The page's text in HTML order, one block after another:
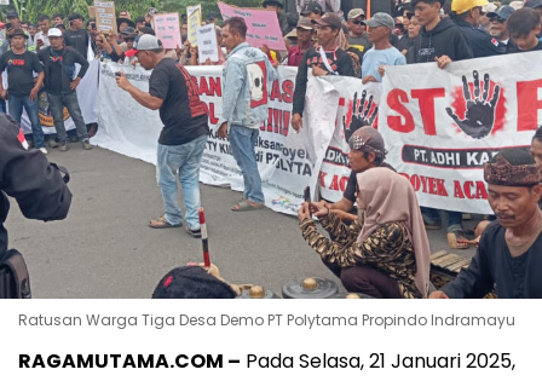
Ratusan Warga Tiga Desa Demo PT Polytama Propindo Indramayu
RAGAMUTAMA.COM – Pada Selasa, 21 Januari 2025,